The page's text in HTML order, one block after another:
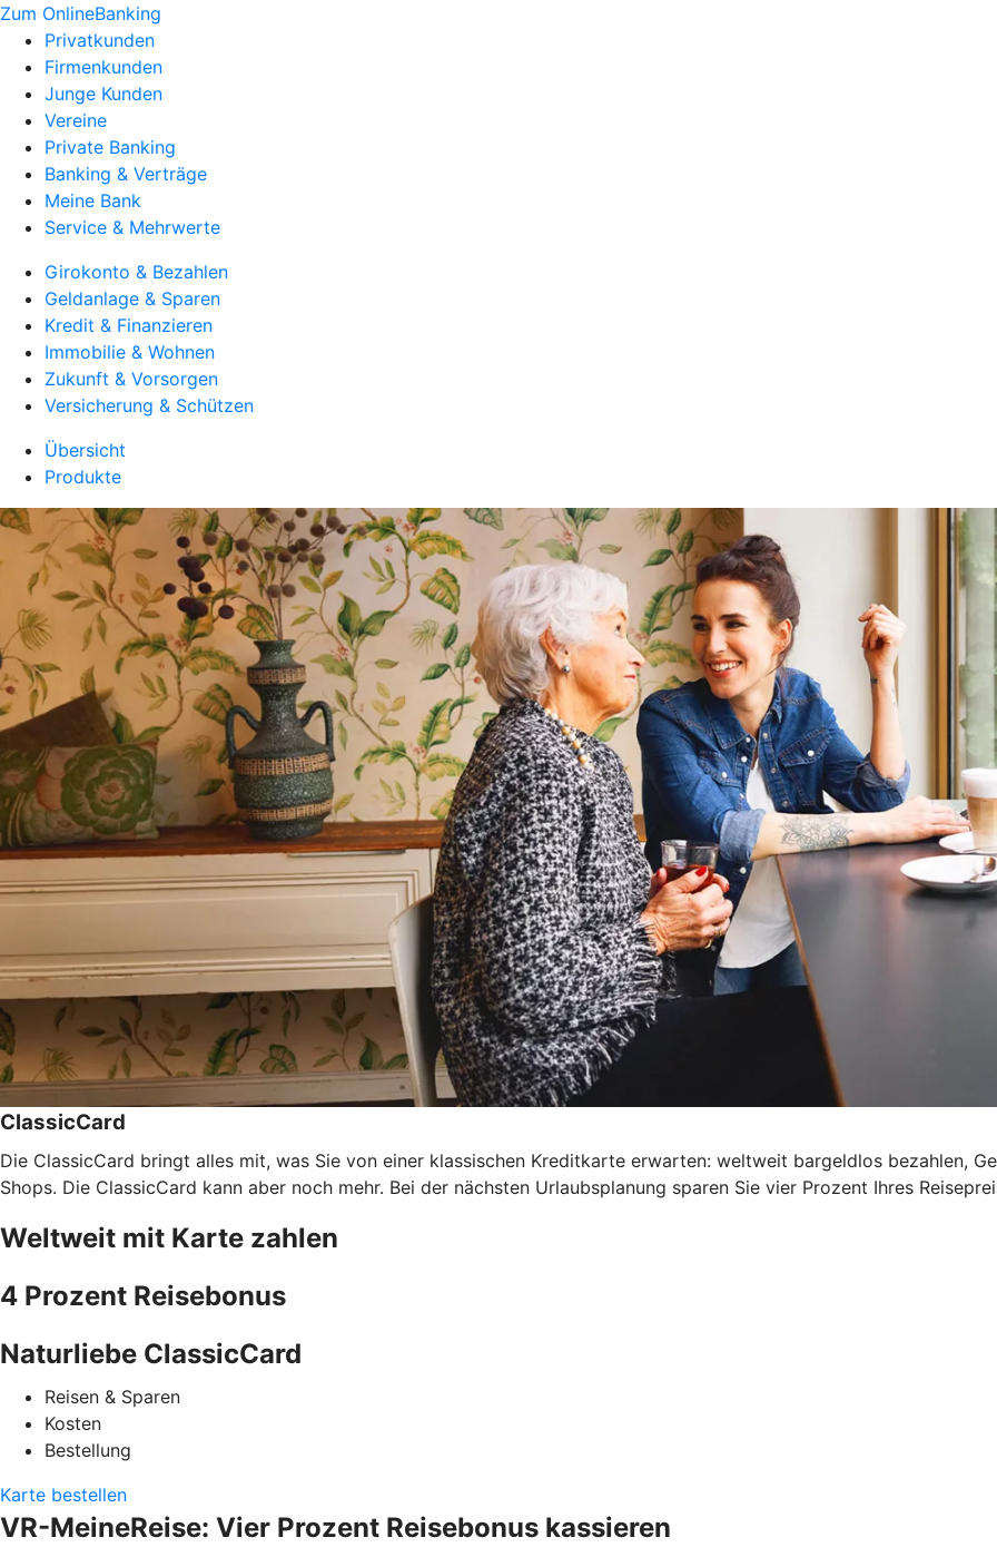
Zum OnlineBanking
Privatkunden
Firmenkunden
Junge Kunden
Vereine
Private Banking
Banking & Verträge
Meine Bank
Service & Mehrwerte
Girokonto & Bezahlen
Geldanlage & Sparen
Kredit & Finanzieren
Immobilie & Wohnen
Zukunft & Vorsorgen
Versicherung & Schützen
Übersicht
Produkte
ClassicCard
Die ClassicCard bringt alles mit, was Sie von einer klassischen Kreditkarte erwarten: weltweit bargeldlos bezahlen,
Shops. Die ClassicCard kann aber noch mehr. Bei der nächsten Urlaubsplanung sparen Sie vier Prozent Ihres
Weltweit mit Karte zahlen
4 Prozent Reisebonus
Naturliebe ClassicCard
Reisen & Sparen
Kosten
Bestellung
Karte bestellen
VR-MeineReise: Vier Prozent Reisebonus kassieren